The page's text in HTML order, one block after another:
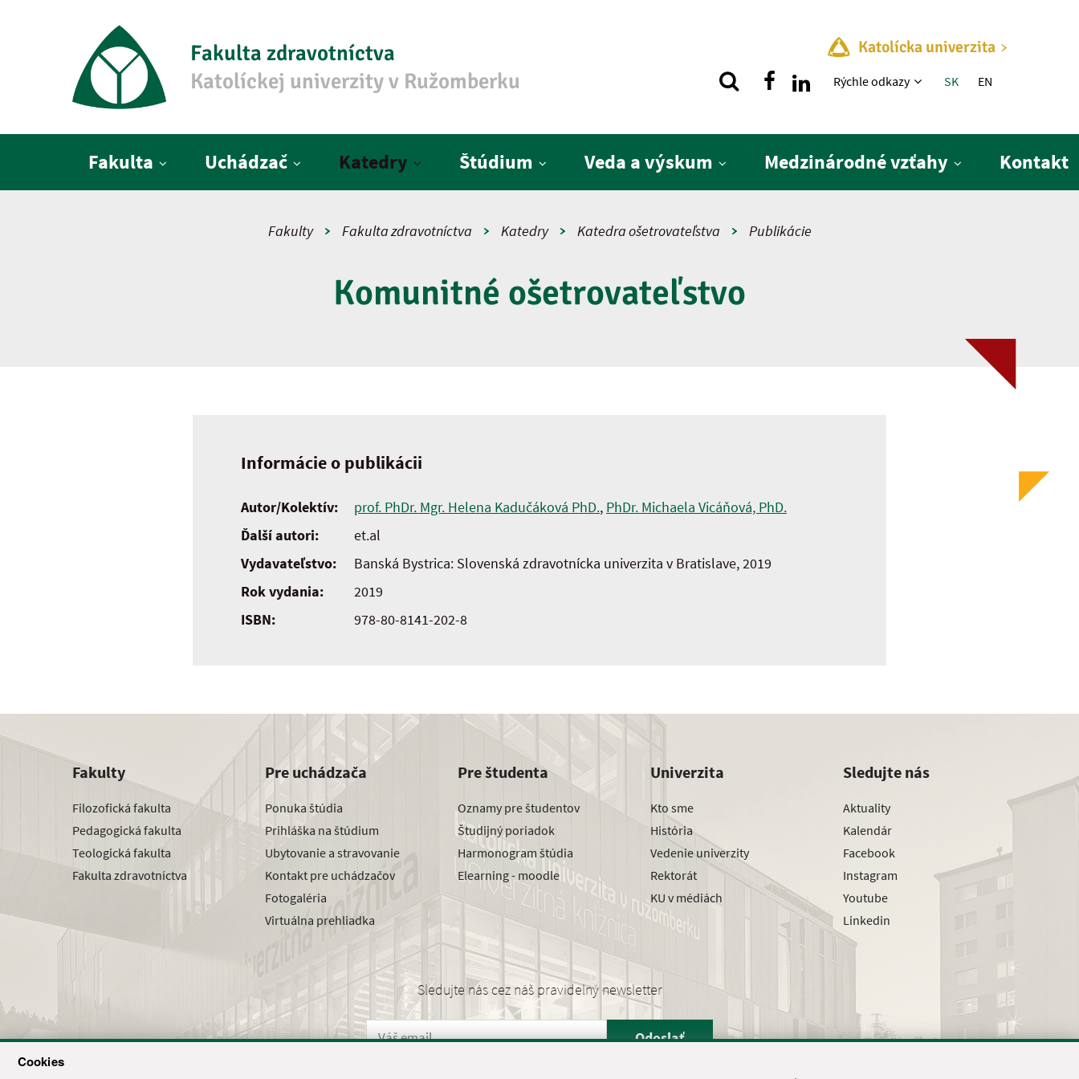
Cookies
Fakulta zdravotníctva
Katolíckej univerzity v Ružomberku
Katolícka univerzita
Rýchle menu
Rýchle odkazy SK EN
Fakulta Uchádzač Katedry Štúdium Veda a výskum Medzinárodné vzťahy Kontakt
Fakulty Fakulta zdravotníctva Katedry Katedra ošetrovateľstva Publikácie
Komunitné ošetrovateľstvo
Informácie o publikácii
Autor/Kolektív: prof. PhDr. Mgr. Helena Kadučáková PhD., PhDr. Michaela Vicáňová, PhD.
Ďalší autori:
et.al
Vydavateľstvo:
Banská Bystrica: Slovenská zdravotnícka univerzita v Bratislave, 2019
Rok vydania:
2019
ISBN:
978-80-8141-202-8
Fakulty
Filozofická fakulta
Pedagogická fakulta
Teologická fakulta
Fakulta zdravotníctva
Pre uchádzača
Ponuka štúdia
Prihláška na štúdium
Ubytovanie a stravovanie
Kontakt pre uchádzačov
Fotogaléria
Virtuálna prehliadka
Pre študenta
Oznamy pre študentov
Študijný poriadok
Harmonogram štúdia
Elearning - moodle
Univerzita
Kto sme
História
Vedenie univerzity
Rektorát
KU v médiách
Sledujte nás
Aktuality
Kalendár
Facebook
Instagram
Youtube
Linkedin
Sledujte nás cez náš pravidelný newsletter
Odoslať